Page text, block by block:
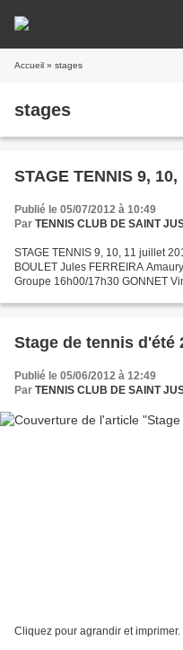
Accueil » stages
stages
STAGE TENNIS 9,
Publié le 05/07/2012 à 10:49
Par TENNIS CLUB DE SAINT
STAGE TENNIS 9, 10, 11 juillet
BOULET Jules FERREIRA
Groupe 16h00/17h30 GONNET
17h30/19h00...
Stage de tennis d'été
Publié le 05/06/2012 à 12:49
Par TENNIS CLUB DE SAINT
Cliquez pour agrandir et imprimer.